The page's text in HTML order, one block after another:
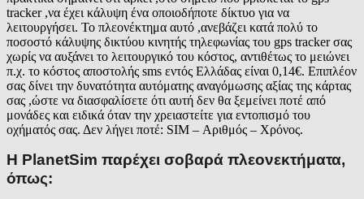
tracker ,να έχει κάλυψη ένα οποιοδήποτε δίκτυο για να
λειτουργήσει. Το πλεονέκτημα αυτό ,ανεβάζει κατά πολύ το
ποσοστό κάλυψης δικτύου κινητής τηλεφωνίας του gps tracker σας
χωρίς να αυξάνει το λειτουργικό του κόστος, αντιθέτως το μειώνει
π.χ. το κόστος αποστολής sms εντός Ελλάδας είναι 0,14€. Επιπλέον
σας δίνει την δυνατότητα αυτόματης αναγόμωσης αξίας της κάρτας
σας ,ώστε να διασφαλίσετε ότι αυτή δεν θα ξεμείνει ποτέ από
μονάδες και ειδικά όταν την χρειαστείτε για εντοπισμό του
οχήματός σας. Δεν λήγει ποτέ: SIM – Αριθμός – Χρόνος.
H PlanetSim παρέχει σοβαρά πλεονεκτήματα,
όπως: